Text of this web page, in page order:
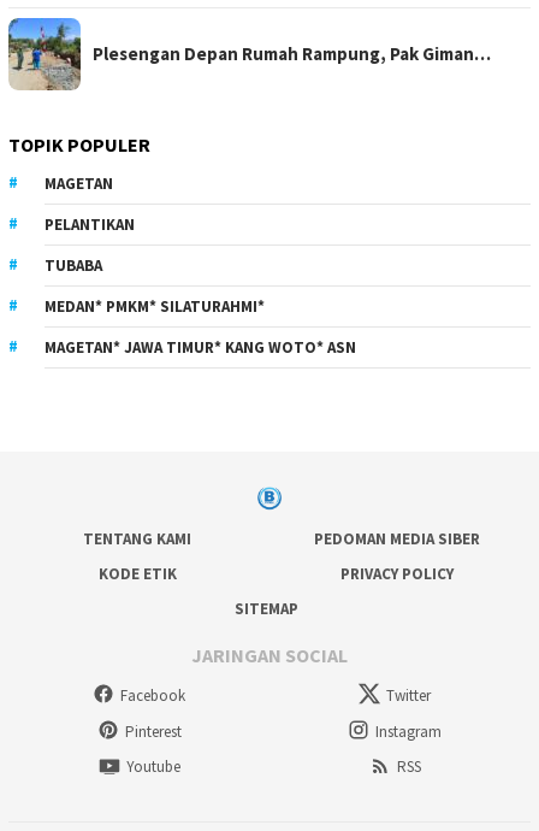
Plesengan Depan Rumah Rampung, Pak Giman…
TOPIK POPULER
MAGETAN
PELANTIKAN
TUBABA
MEDAN* PMKM* SILATURAHMI*
MAGETAN* JAWA TIMUR* KANG WOTO* ASN
TENTANG KAMI
PEDOMAN MEDIA SIBER
KODE ETIK
PRIVACY POLICY
SITEMAP
JARINGAN SOCIAL
Facebook
Twitter
Pinterest
Instagram
Youtube
RSS